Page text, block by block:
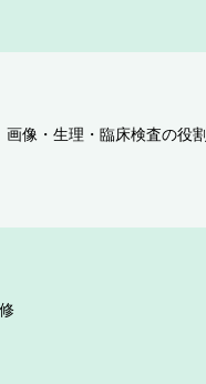
像・生理・臨床検査の役割